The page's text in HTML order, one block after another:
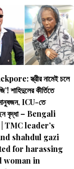
স্ত্রীর নামেই চলে
শাহিদুলের কীর্তিতে
ICU-তে
বৃদ্ধা – Bengali
TMC leader’s
shahdul gazi
for harassing
woman in